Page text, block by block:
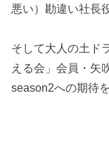
悪い）勘違い社長
そして大人の土ド
える会」会員・矢
season2への期待